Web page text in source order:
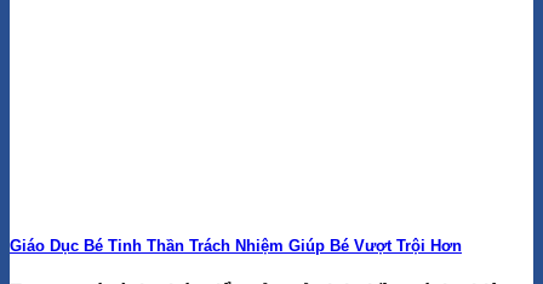
Giáo Dục Bé Tinh Thần Trách Nhiệm Giúp Bé Vượt Trội Hơn